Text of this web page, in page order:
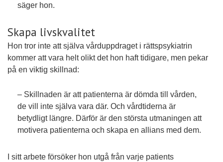
säger hon.
Skapa livskvalitet
Hon tror inte att själva vårduppdraget i rättspsykiatrin
kommer att vara helt olikt det hon haft tidigare, men pekar
på en viktig skillnad:
– Skillnaden är att patienterna är dömda till vården,
de vill inte själva vara där. Och vårdtiderna är
betydligt längre. Därför är den största utmaningen att
motivera patienterna och skapa en allians med dem.
I sitt arbete försöker hon utgå från varje patients